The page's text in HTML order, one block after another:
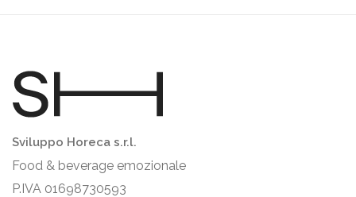
Sviluppo Horeca s.r.l.
Food & beverage emozionale
P.IVA 01698730593